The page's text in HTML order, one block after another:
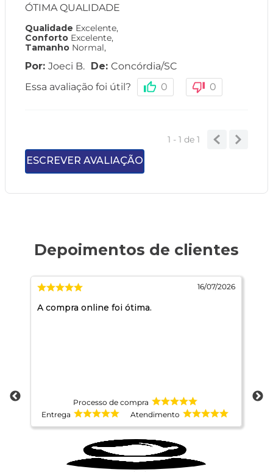
ÓTIMA QUALIDADE
Qualidade Excelente,
Conforto Excelente,
Tamanho Normal,
Joeci B. Concórdia/SC
Essa avaliação foi útil?
0 0
1 - 1de 1
ESCREVER AVALIAÇÃO
16/07/2026
A compra online foi ótima.
Processo de compra
Entrega
Atendimento